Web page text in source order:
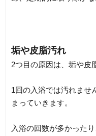
垢や皮脂汚れ
2つ目の原因は、垢や皮
1回の入浴では汚れませ
まっていきます。
入浴の回数が多かった